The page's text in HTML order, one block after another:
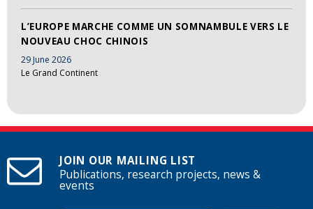
L’EUROPE MARCHE COMME UN SOMNAMBULE VERS LE
NOUVEAU CHOC CHINOIS
29 June 2026
Le Grand Continent
JOIN OUR MAILING LIST
Publications, research projects, news &
events